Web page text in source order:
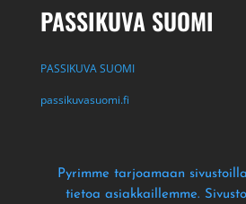
PASSIKUVA SUOMI
PASSIKUVA SUOMI
passikuvasuomi.fi
Pyrimme tarjoamaan
tietoa asiakkaillemme.